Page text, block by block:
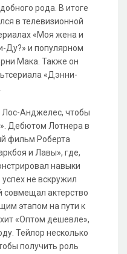
рода. В итоге
в телевизионной
«Моя жена и
Ду?» и популярном
Мака. Также он
«Дэнни-
Лос-Анджелес, чтобы
Дебютом Лотнера в
фильм Роберта
и Лавы», где,
навыки
не вскружил
совмещал актерство
этапом на пути к
«Оптом дешевле»,
Тейлор несколько
получить роль